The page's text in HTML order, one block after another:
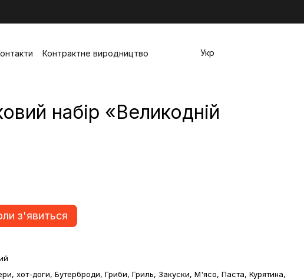
Контрактне виродництво Укр
набір «Великодній
з'явиться
хот-доги, Бутерброди, Гриби, Гриль, Закуски, М'ясо, Паста, Курятина,